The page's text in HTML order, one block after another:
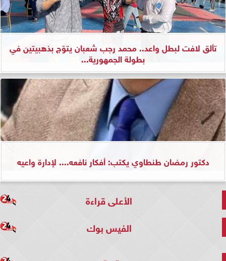
تألق لافت لبطل واعد.. محمد رجب شعبان يتوّج بذهبيتين في
بطولة الجمهورية...
دكتور رمضان طنطاوي يكتب: أفكار نافعه.... لإدارة واعيه
الأعلى قراءة
الفيس بوك